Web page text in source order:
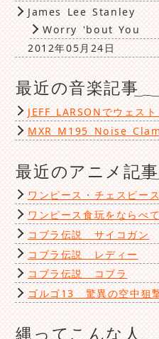
James Lee Stanley
Worry 'bout You
2012年05月24日
最近の音楽記事
JEFF LARSONでウェス
MXR M195 Noise
最近のアニメ記事
ワンピース・チェスピー
ワンピース食玩をならべ
コブラ伝説 サイコガン
コブラ伝説 レディー
コブラ伝説 コブラ
ゴルゴ13 驚異の空中狙
縄ってこんな人